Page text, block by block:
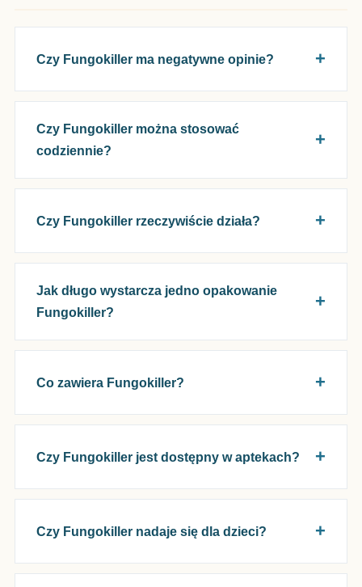
Czy Fungokiller ma negatywne opinie?
Czy Fungokiller można stosować
codziennie?
Czy Fungokiller rzeczywiście działa?
Jak długo wystarcza jedno opakowanie
Fungokiller?
Co zawiera Fungokiller?
Czy Fungokiller jest dostępny w aptekach?
Czy Fungokiller nadaje się dla dzieci?